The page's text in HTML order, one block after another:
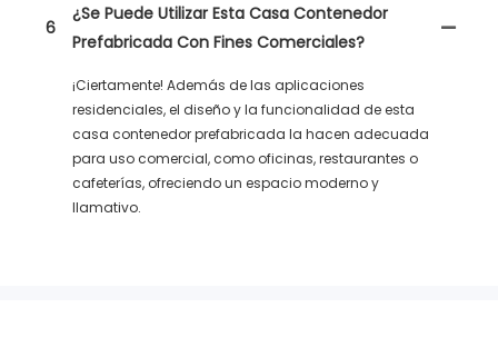
6
¿Se Puede Utilizar Esta Casa Contenedor
Prefabricada Con Fines Comerciales?
¡Ciertamente! Además de las aplicaciones
residenciales, el diseño y la funcionalidad de esta
casa contenedor prefabricada la hacen adecuada
para uso comercial, como oficinas, restaurantes o
cafeterías, ofreciendo un espacio moderno y
llamativo.